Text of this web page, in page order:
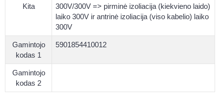
Kita
300V/300V => pirminė izoliacija (kiekvieno laido)
laiko 300V ir antrinė izoliacija (viso kabelio) laiko
300V
Gamintojo
kodas 1
5901854410012
Gamintojo
kodas 2